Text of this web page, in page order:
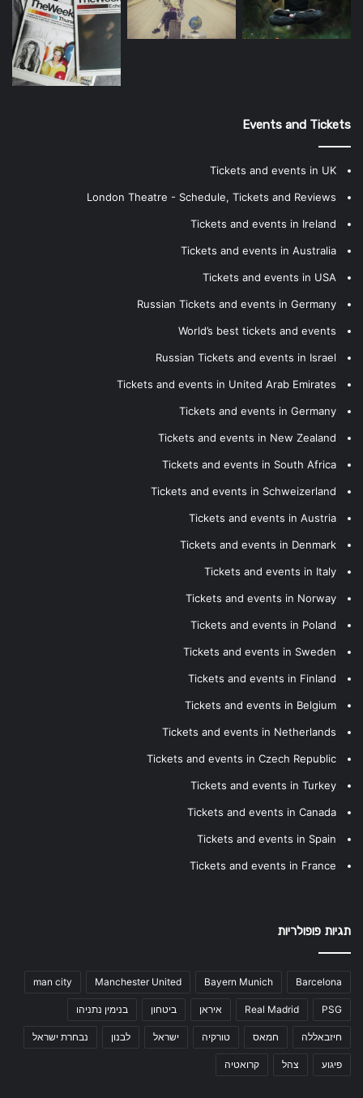
Events and Tickets
Tickets and events in UK
London Theatre - Schedule, Tickets and Reviews
Tickets and events in Ireland
Tickets and events in Australia
Tickets and events in USA
Russian Tickets and events in Germany
World’s best tickets and events
Russian Tickets and events in Israel
Tickets and events in United Arab Emirates
Tickets and events in Germany
Tickets and events in New Zealand
Tickets and events in South Africa
Tickets and events in Schweizerland
Tickets and events in Austria
Tickets and events in Denmark
Tickets and events in Italy
Tickets and events in Norway
Tickets and events in Poland
Tickets and events in Sweden
Tickets and events in Finland
Tickets and events in Belgium
Tickets and events in Netherlands
Tickets and events in Czech Republic
Tickets and events in Turkey
Tickets and events in Canada
Tickets and events in Spain
Tickets and events in France
תגיות פופולריות
Barcelona
Bayern Munich
Manchester United
man city
PSG
Real Madrid איראן ביטחון בנימין נתניהו
חיזבאללה חמאס טורקיה ישראל לבנון נבחרת ישראל
פיגוע צהל קרואטיה